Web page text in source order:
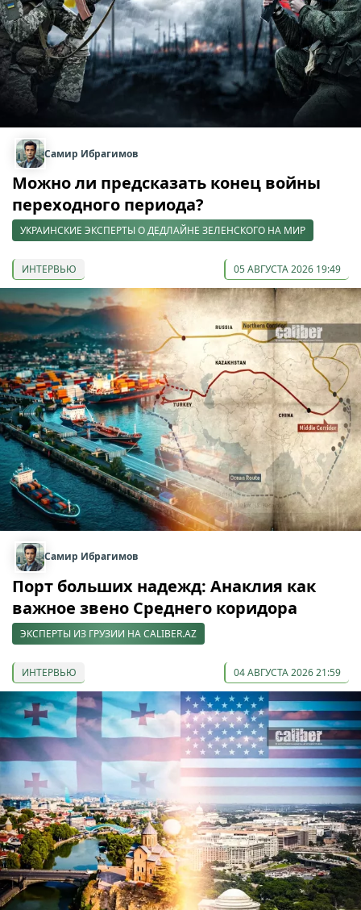
Самир Ибрагимов
Можно ли предсказать конец войны
переходного периода?
УКРАИНСКИЕ ЭКСПЕРТЫ О ДЕДЛАЙНЕ ЗЕЛЕНСКОГО НА МИР
ИНТЕРВЬЮ 05 АВГУСТА 2026 19:49
Самир Ибрагимов
Порт больших надежд: Анаклия как
важное звено Среднего коридора
ЭКСПЕРТЫ ИЗ ГРУЗИИ НА CALIBER.AZ
ИНТЕРВЬЮ 04 АВГУСТА 2026 21:59